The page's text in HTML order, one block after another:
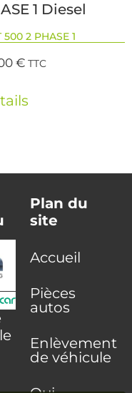
1 Diesel
500 2 PHASE 1
€ TTC
Plan du
site
Accueil
Pièces
autos
Enlèvement
de véhicule